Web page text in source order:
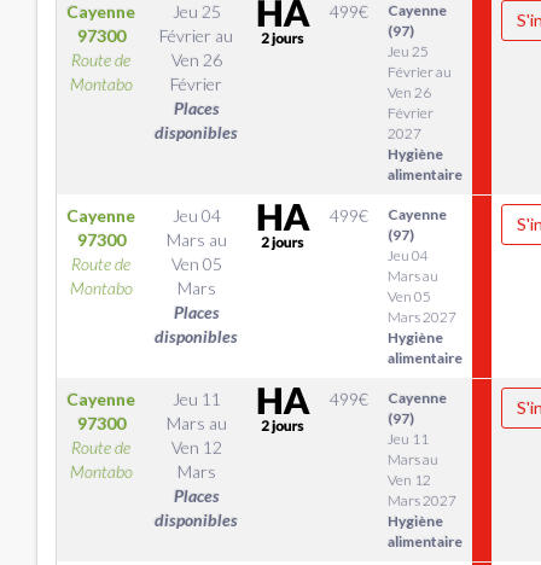
Cayenne
97300
Route de
Montabo
Jeu 25
Février au
Ven 26
Février
Places
disponibles
499€
Cayenne
(97)
Jeu 25
Février au
Ven 26
Février
2027
Hygiène
alimentaire
Cayenne
97300
Route de
Montabo
Jeu 04
Mars au
Ven 05
Mars
Places
disponibles
499€
Cayenne
(97)
Jeu 04
Mars au
Ven 05
Mars 2027
Hygiène
alimentaire
Cayenne
97300
Route de
Montabo
Jeu 11
Mars au
Ven 12
Mars
Places
disponibles
499€
Cayenne
(97)
Jeu 11
Mars au
Ven 12
Mars 2027
Hygiène
alimentaire